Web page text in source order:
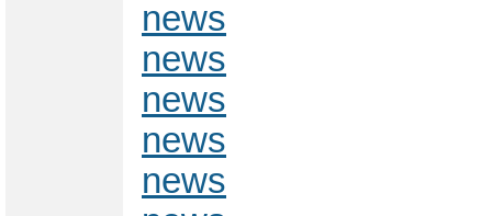
news
news
news
news
news